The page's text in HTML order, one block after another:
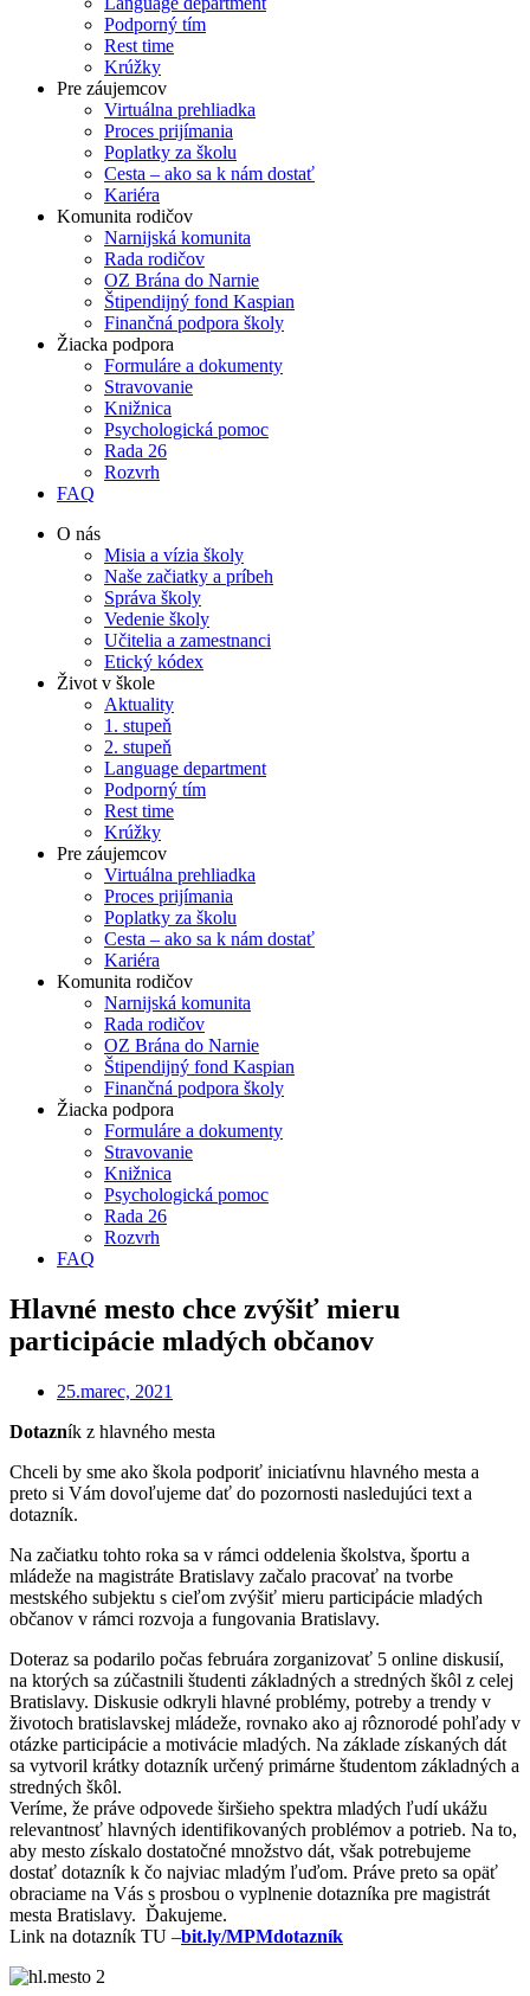
Podporný tím
Rest time
Krúžky
Pre záujemcov
Virtuálna prehliadka
Proces prijímania
Poplatky za školu
Cesta – ako sa k nám dostať
Kariéra
Komunita rodičov
Narnijská komunita
Rada rodičov
OZ Brána do Narnie
Štipendijný fond Kaspian
Finančná podpora školy
Žiacka podpora
Formuláre a dokumenty
Stravovanie
Knižnica
Psychologická pomoc
Rada 26
Rozvrh
FAQ
O nás
Misia a vízia školy
Naše začiatky a príbeh
Správa školy
Vedenie školy
Učitelia a zamestnanci
Etický kódex
Život v škole
Aktuality
1. stupeň
2. stupeň
Language department
Podporný tím
Rest time
Krúžky
Pre záujemcov
Virtuálna prehliadka
Proces prijímania
Poplatky za školu
Cesta – ako sa k nám dostať
Kariéra
Komunita rodičov
Narnijská komunita
Rada rodičov
OZ Brána do Narnie
Štipendijný fond Kaspian
Finančná podpora školy
Žiacka podpora
Formuláre a dokumenty
Stravovanie
Knižnica
Psychologická pomoc
Rada 26
Rozvrh
FAQ
Hlavné mesto chce zvýšiť mieru
participácie mladých občanov
25.marec, 2021
Dotazník z hlavného mesta
Chceli by sme ako škola podporiť iniciatívnu hlavného mesta a
preto si Vám dovoľujeme dať do pozornosti nasledujúci text a
dotazník.
Na začiatku tohto roka sa v rámci oddelenia školstva, športu a
mládeže na magistráte Bratislavy začalo pracovať na tvorbe
mestského subjektu s cieľom zvýšiť mieru participácie mladých
občanov v rámci rozvoja a fungovania Bratislavy.
Doteraz sa podarilo počas februára zorganizovať 5 online diskusií,
na ktorých sa zúčastnili študenti základných a stredných škôl z celej
Bratislavy. Diskusie odkryli hlavné problémy, potreby a trendy v
životoch bratislavskej mládeže, rovnako ako aj rôznorodé pohľady v
otázke participácie a motivácie mladých. Na základe získaných dát
sa vytvoril krátky dotazník určený primárne študentom základných a
stredných škôl.
Veríme, že práve odpovede širšieho spektra mladých ľudí ukážu
relevantnosť hlavných identifikovaných problémov a potrieb. Na to,
aby mesto získalo dostatočné množstvo dát, však potrebujeme
dostať dotazník k čo najviac mladým ľuďom. Práve preto sa opäť
obraciame na Vás s prosbou o vyplnenie dotazníka pre magistrát
mesta Bratislavy. Ďakujeme.
Link na dotazník TU –bit.ly/MPMdotazník